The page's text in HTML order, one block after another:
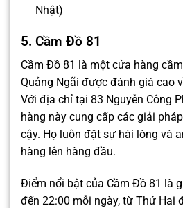
Nhật)
5. Cầm Đồ 81
Cầm Đồ 81 là một cửa hàng
Quảng Ngãi được đánh giá cao
Với địa chỉ tại 83 Nguyễn Công
hàng này cung cấp các giải
cậy. Họ luôn đặt sự hài lòng và
hàng lên hàng đầu.
Điểm nổi bật của Cầm Đồ 81 là
đến 22:00 mỗi ngày, từ Thứ Hai